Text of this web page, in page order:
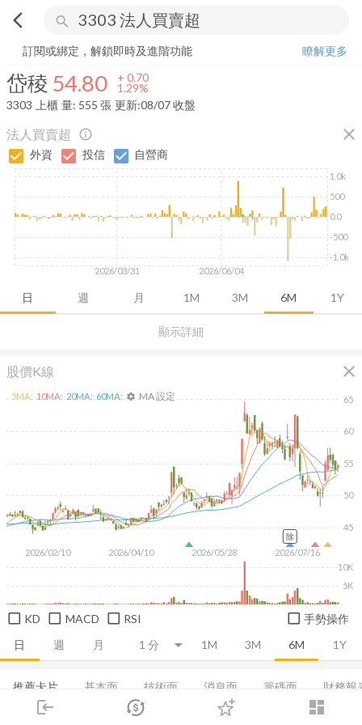
arrow_back_ios search
login dashboard
市場 登入
岱稜 54.80+ 1.29%
訂閱或綁定，解鎖即時及進階功能
瞭解更多
岱稜 54.80 + 0.70
1.29%
3303
上櫃 量: 555 張 更新:08/07 收盤
法人買賣超 close
顯示詳細
info_outline
日 週 月 1M 3M 6M 1Y
外資 投信 自營商
2026/03/31 2026/06/04
-1.0k
-500
0.0
500
1.0k
股價K線 close
日 週 月 1M 3M 6M 1Y
2026/02/10 2026/04/10 2026/05/28 2026/07/16
45
50
55
60
65
5K
10K
5MA: 10MA: 20MA: 60MA: settings MA 設定
除
KD MACD RSI 手勢操作
推薦卡片 基本面 技術面 消息面 籌碼面 財務報
基本概況 股利政策